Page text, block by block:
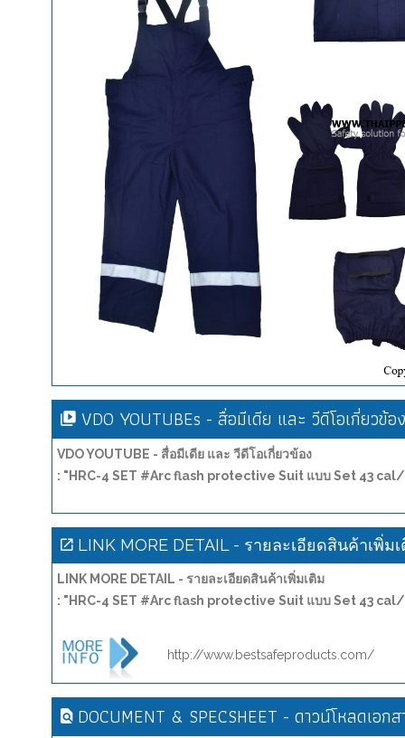
VDO YOUTUBEs - สื่อมีเดีย และ วีดีโอเกี่ยวข้อง
VDO YOUTUBE - สื่อมีเดีย และ วีดีโอเกี่ยวข้อง
: "HRC-4 SET #Arc flash protective Suit แบบ Set 43
LINK MORE DETAIL - รายละเอียดสินค้าเพิ่ม
LINK MORE DETAIL - รายละเอียดสินค้าเพิ่มเติม
: "HRC-4 SET #Arc flash protective Suit แบบ Set 43
http://www.bestsafeproducts.com/
DOCUMENT & SPECSHEET - ดาวน์โหลดเอกส